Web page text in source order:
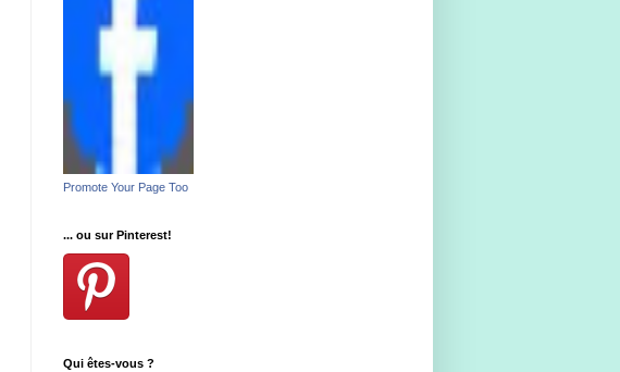
Promote Your Page Too
... ou sur Pinterest!
Qui êtes-vous ?